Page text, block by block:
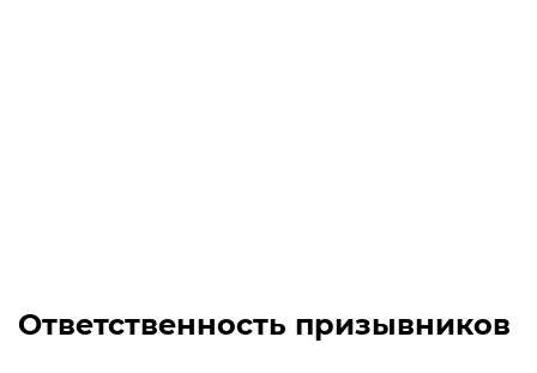
Ответственность призывников